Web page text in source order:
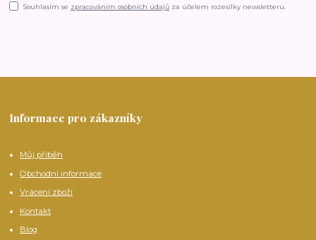
Souhlasím se zpracováním osobních údajů za účelem rozesílky newsletteru.
Informace pro zákazníky
Můj příběh
Obchodní informace
Vrácení zboží
Kontakt
Blog